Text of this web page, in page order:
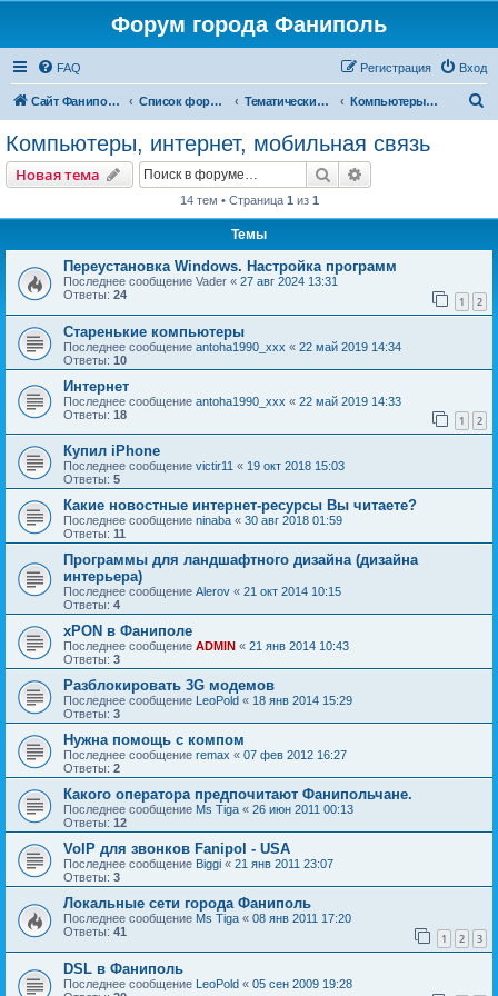
Форум города Фаниполь
FAQ Вход
Регистрация
Сайт Фаниполь OnLine Список форумов Тематические разделы Компьютеры, интернет, мобильная связь
Компьютеры, интернет, мобильная связь
Новая тема Поиск
14 тем • Страница 1 из 1
Темы
Переустановка Windows. Настройка программ
Последнее сообщение Vader « 27 авг 2024 13:31
Ответы: 24 1 2
Старенькие компьютеры
Последнее сообщение antoha1990_xxx « 22 май 2019 14:34
Ответы: 10
Интернет
Последнее сообщение antoha1990_xxx « 22 май 2019 14:33
Ответы: 18 1 2
Купил iPhone
Последнее сообщение victir11 « 19 окт 2018 15:03
Ответы: 5
Какие новостные интернет-ресурсы Вы читаете?
Последнее сообщение ninaba « 30 авг 2018 01:59
Ответы: 11
Программы для ландшафтного дизайна (дизайна
интерьера)
Последнее сообщение Alerov « 21 окт 2014 10:15
Ответы: 4
xPON в Фаниполе
Последнее сообщение ADMIN « 21 янв 2014 10:43
Ответы: 3
Разблокировать 3G модемов
Последнее сообщение LeoPold « 18 янв 2014 15:29
Ответы: 3
Нужна помощь с компом
Последнее сообщение remax « 07 фев 2012 16:27
Ответы: 2
Какого оператора предпочитают Фанипольчане.
Последнее сообщение Ms Tiga « 26 июн 2011 00:13
Ответы: 12
VoIP для звонков Fanipol - USA
Последнее сообщение Biggi « 21 янв 2011 23:07
Ответы: 3
Локальные сети города Фаниполь
Последнее сообщение Ms Tiga « 08 янв 2011 17:20
Ответы: 41 1 2 3
DSL в Фаниполь
Последнее сообщение LeoPold « 05 сен 2009 19:28